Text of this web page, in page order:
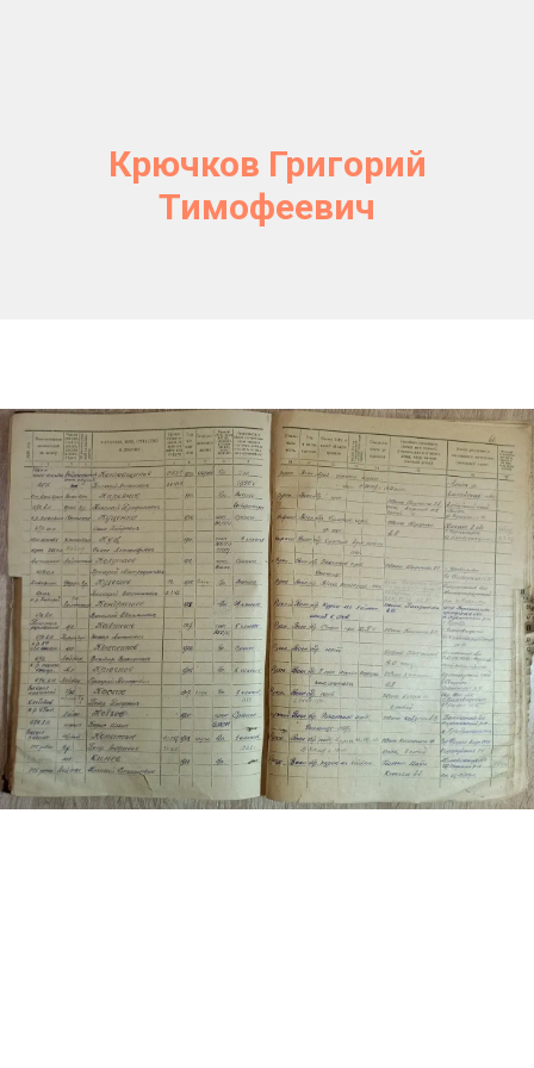
Крючков Григорий
Тимофеевич